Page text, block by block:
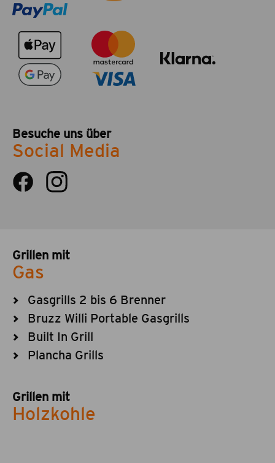
Besuche uns über
Social Media
Grillen mit
Gas
Gasgrills 2 bis 6 Brenner
Bruzz Willi Portable Gasgrills
Built In Grill
Plancha Grills
Grillen mit
Holzkohle